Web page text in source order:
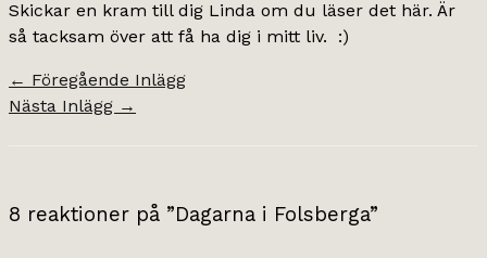
Skickar en kram till dig Linda om du läser det här. Är
så tacksam över att få ha dig i mitt liv. :)
← Föregående Inlägg
Nästa Inlägg →
8 reaktioner på ”Dagarna i Folsberga”